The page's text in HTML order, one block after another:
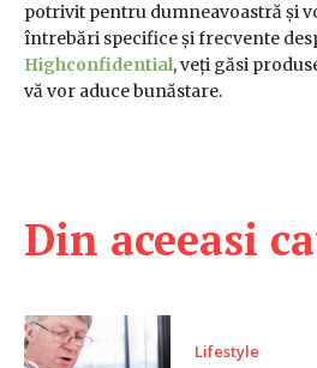
Din aceeasi
Lifestyle
potrivit pentru dumneavoastră și
întrebări specifice și frecvente
Highconfidential, veți găsi
vă vor aduce bunăstare.